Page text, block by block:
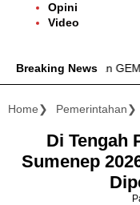
Opini
Video
Breaking News
Luncurkan GEMPUR
Home Pemerintahan
Di Tengah
Sumenep